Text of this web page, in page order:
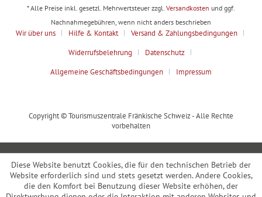
* Alle Preise inkl. gesetzl. Mehrwertsteuer zzgl. Versandkosten und ggf.
Nachnahmegebühren, wenn nicht anders beschrieben
Wir über uns Hilfe & Kontakt
Versand & Zahlungsbedingungen
Widerrufsbelehrung
Datenschutz
Allgemeine Geschäftsbedingungen
Impressum
Copyright © Tourismuszentrale Fränkische Schweiz - Alle Rechte
vorbehalten
Diese Website benutzt Cookies, die für den technischen Betrieb der
Website erforderlich sind und stets gesetzt werden. Andere Cookies,
die den Komfort bei Benutzung dieser Website erhöhen, der